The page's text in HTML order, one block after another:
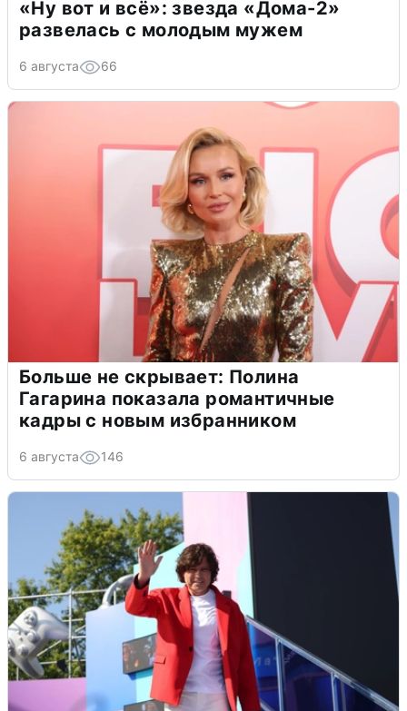
«Ну вот и всё»: звезда «Дома-2»
развелась с молодым мужем
6 августа 66
Больше не скрывает: Полина
Гагарина показала романтичные
кадры с новым избранником
6 августа 146